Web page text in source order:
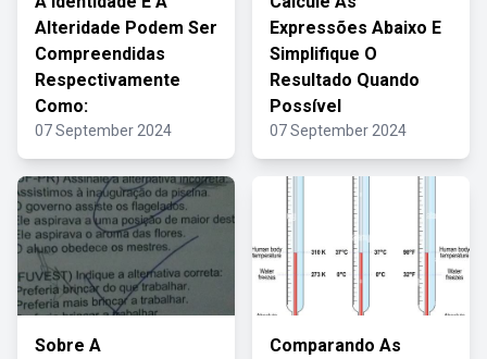
Alteridade Podem Ser
Compreendidas
Respectivamente
Como:
07 September 2024
Expressões Abaixo E
Simplifique O
Resultado Quando
Possível
07 September 2024
Sobre A Comparando As